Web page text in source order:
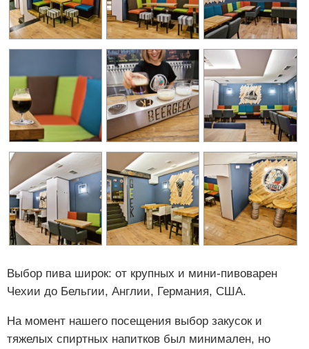
Выбор пива широк: от крупных и мини-пивоварен
Чехии до Бельгии, Англии, Германия, США.
На момент нашего посещения выбор закусок и
тяжелых спиртных напитков был минимален, но